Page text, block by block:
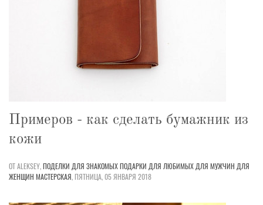
Примеров - как сделать бумажник из
кожи
ОТ ALEKSEY,ПОДЕЛКИ ДЛЯ ЗНАКОМЫХПОДАРКИ ДЛЯ ЛЮБИМЫХ ДЛЯ МУЖЧИН ДЛЯ
ЖЕНЩИН МАСТЕРСКАЯ,ПЯТНИЦА, 05 ЯНВАРЯ 2018